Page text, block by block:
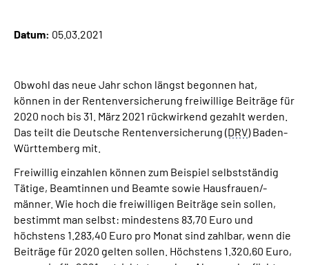
Inhalte in Gebärdensprache (DGS)
Leichte Sprache
Suche
Mein Kundenportal
Datum: 05.03.2021
Obwohl das neue Jahr schon längst begonnen hat,
können in der Rentenversicherung freiwillige Beiträge für
2020 noch bis 31. März 2021 rückwirkend gezahlt werden.
Das teilt die Deutsche Rentenversicherung (DRV) Baden-
Württemberg mit.
Freiwil­lig einzahlen können zum Beispiel selbstständig
Tätige, Beamtinnen und Beamte sowie Hausfrauen/-
männer. Wie hoch die freiwilligen Beiträge sein sollen,
bestimmt man selbst: mindestens 83,70 Euro und
höchstens 1.283,40 Euro pro Monat sind zahlbar, wenn die
Beiträge für 2020 gelten sollen. Höchstens 1.320,60 Euro,